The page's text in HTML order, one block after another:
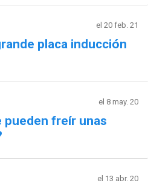
el 20 feb. 21
placa inducción
el 8 may. 20
pueden freír unas
el 13 abr. 20